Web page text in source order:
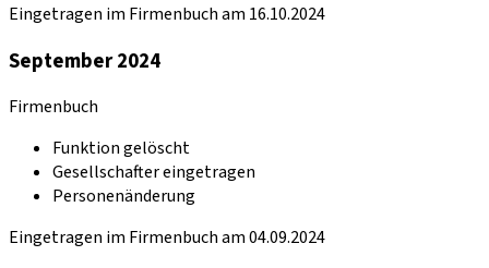
Eingetragen im Firmenbuch am 16.10.2024
September 2024
Firmenbuch
Funktion gelöscht
Gesellschafter eingetragen
Personenänderung
Eingetragen im Firmenbuch am 04.09.2024